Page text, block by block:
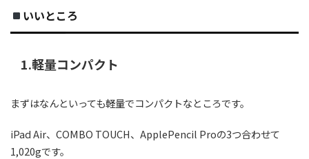
いいところ
1.軽量コンパクト
まずはなんといっても軽量でコンパクトなところです。
iPad Air、COMBO TOUCH、ApplePencil Proの3つ合わせて
1,020gです。